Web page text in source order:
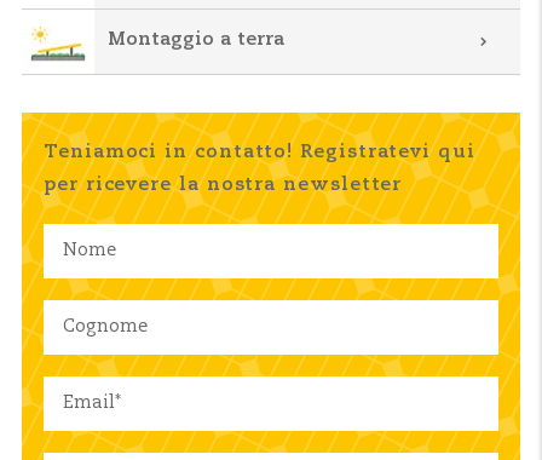
Montaggio a terra
Teniamoci in contatto! Registratevi qui
per ricevere la nostra newsletter